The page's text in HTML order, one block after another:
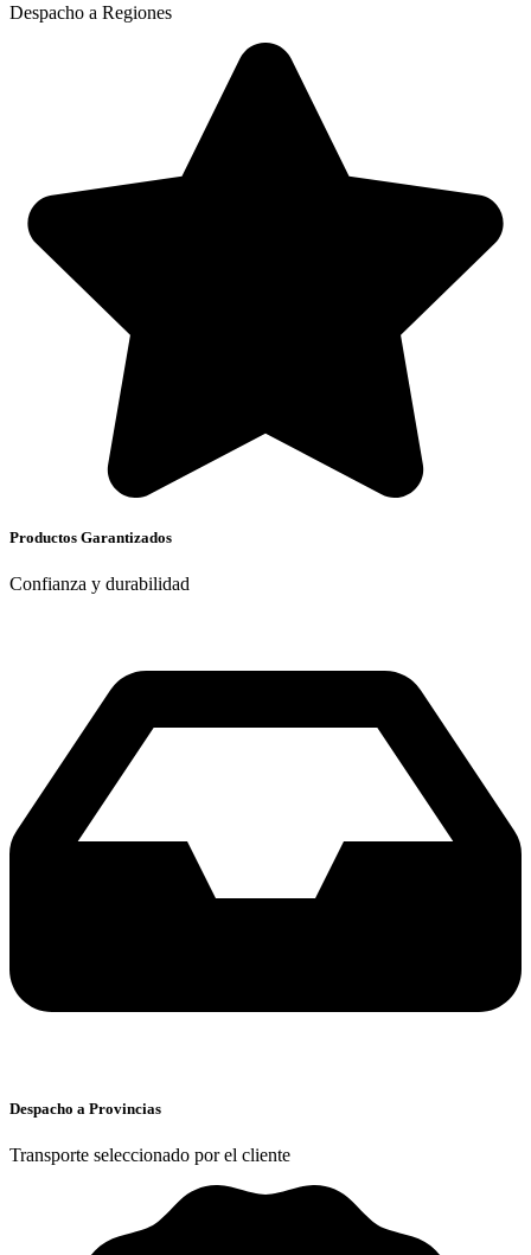
Despacho a Regiones
Productos Garantizados
Confianza y durabilidad
Despacho a Provincias
Transporte seleccionado por el cliente